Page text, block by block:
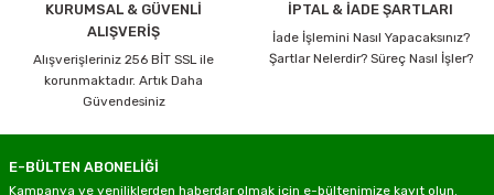
KURUMSAL & GÜVENLİ
ALIŞVERİŞ
Alışverişleriniz 256 BİT SSL ile
korunmaktadır. Artık Daha
Güvendesiniz
İPTAL & İADE ŞARTLARI
İade İşlemini Nasıl Yapacaksınız?
Şartlar Nelerdir? Süreç Nasıl İşler?
E-BÜLTEN ABONELİĞİ
Kampanya ve yeniliklerden haberdar olmak için e-bültenimize kayıt olun.